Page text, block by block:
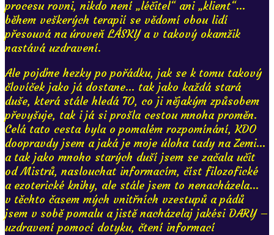
procesu rovni, nikdo není „léčitel“ ani „klient“...
během veškerých terapií se vědomí obou lidí
přesouvá na úroveň LÁSKY a v takový okamžik
nastává uzdravení.
Ale pojďme hezky po pořádku, jak se k tomu takový
človíček jako já dostane... tak jako každá stará
duše, která stále hledá TO, co ji nějakým způsobem
převyšuje, tak i já si prošla cestou mnoha proměn.
Celá tato cesta byla o pomalém rozpomínání, KDO
doopravdy jsem a jaká je moje úloha tady na Zemi...
a tak jako mnoho starých duší jsem se začala učit
od Mistrů, naslouchat informacím, číst filozofické
a ezoterické knihy, ale stále jsem to nenacházela...
v těchto časem mých vnitřních vzestupů a pádů
jsem v sobě pomalu a jistě nacházelaj jakési DARY –
uzdravení pomocí dotyku, čtení informací